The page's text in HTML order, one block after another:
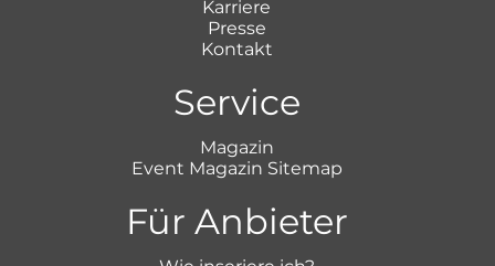
Karriere
Presse
Kontakt
Service
Magazin
Event Magazin Sitemap
Für Anbieter